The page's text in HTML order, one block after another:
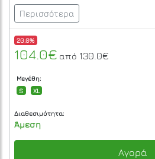
Περισσότερα
20.0%
104.0€ από 130.0€
Μεγέθη:
S
XL
Διαθεσιμότητα:
Άμεση
Αγορά